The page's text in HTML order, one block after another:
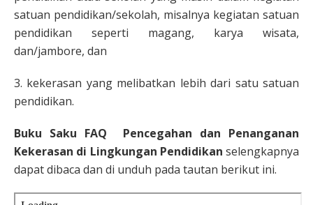
satuan pendidikan/sekolah, misalnya kegiatan satuan
pendidikan seperti magang, karya wisata,
dan/jambore, dan
3. kekerasan yang melibatkan lebih dari satu satuan
pendidikan.
Buku Saku FAQ Pencegahan dan Penanganan
Kekerasan di Lingkungan Pendidikan selengkapnya
dapat dibaca dan di unduh pada tautan berikut ini.